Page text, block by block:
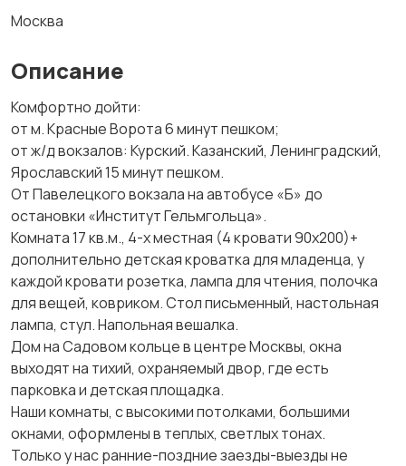
Москва
Описание
Комфортно дойти:
от м. Красные Ворота 6 минут пешком;
от ж/д вокзалов: Курский. Казанский, Ленинградский,
Ярославский 15 минут пешком.
От Павелецкого вокзала на автобусе «Б» до
остановки «Институт Гельмгольца».
Комната 17 кв.м., 4-х местная (4 кровати 90х200)+
дополнительно детская кроватка для младенца, у
каждой кровати розетка, лампа для чтения, полочка
для вещей, ковриком. Стол письменный, настольная
лампа, стул. Напольная вешалка.
Дом на Садовом кольце в центре Москвы, окна
выходят на тихий, охраняемый двор, где есть
парковка и детская площадка.
Наши комнаты, с высокими потолками, большими
окнами, оформлены в теплых, светлых тонах.
Только у нас ранние-поздние заезды-выезды не